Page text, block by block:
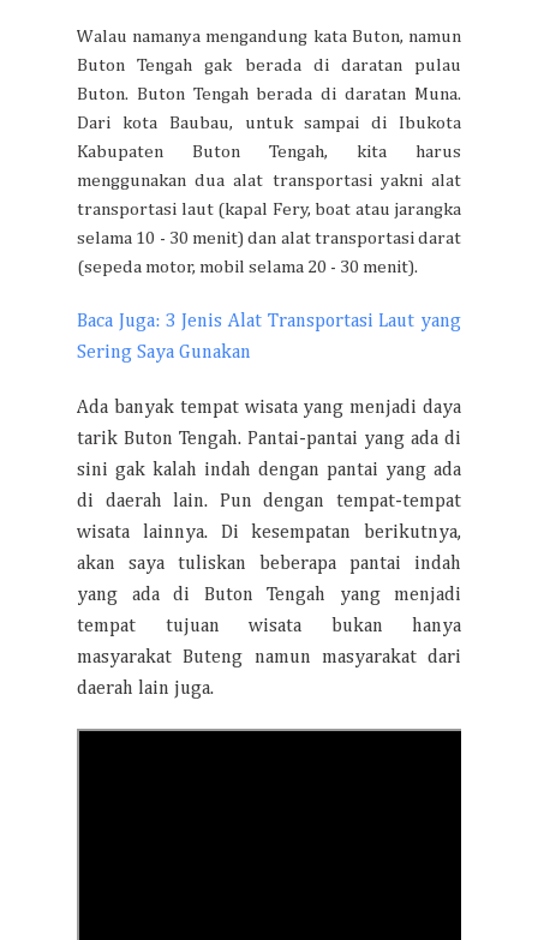
Walau namanya mengandung kata Buton, namun
Buton Tengah gak berada di daratan pulau
Buton. Buton Tengah berada di daratan Muna.
Dari kota Baubau, untuk sampai di Ibukota
Kabupaten Buton Tengah, kita harus
menggunakan dua alat transportasi yakni alat
transportasi laut (kapal Fery, boat atau jarangka
selama 10 - 30 menit) dan alat transportasi darat
(sepeda motor, mobil selama 20 - 30 menit).
Baca Juga: 3 Jenis Alat Transportasi Laut yang
Sering Saya Gunakan
Ada banyak tempat wisata yang menjadi daya
tarik Buton Tengah. Pantai-pantai yang ada di
sini gak kalah indah dengan pantai yang ada
di daerah lain. Pun dengan tempat-tempat
wisata lainnya. Di kesempatan berikutnya,
akan saya tuliskan beberapa pantai indah
yang ada di Buton Tengah yang menjadi
tempat tujuan wisata bukan hanya
masyarakat Buteng namun masyarakat dari
daerah lain juga.